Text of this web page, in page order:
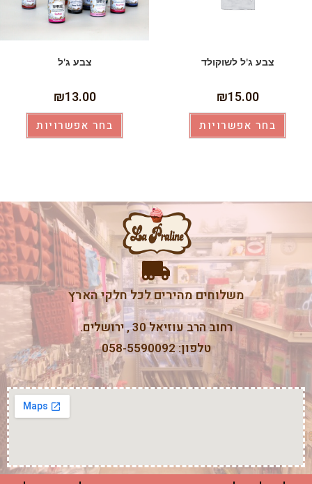
צבע ג'ל לשוקולד
₪15.00
בחר אפשרויות
צבע ג'ל
₪13.00
בחר אפשרויות
משלוחים מהירים לכל חלקי הארץ
רחוב הרב עוזיאל 30 , ירושלים.
טלפון: 058-5590092